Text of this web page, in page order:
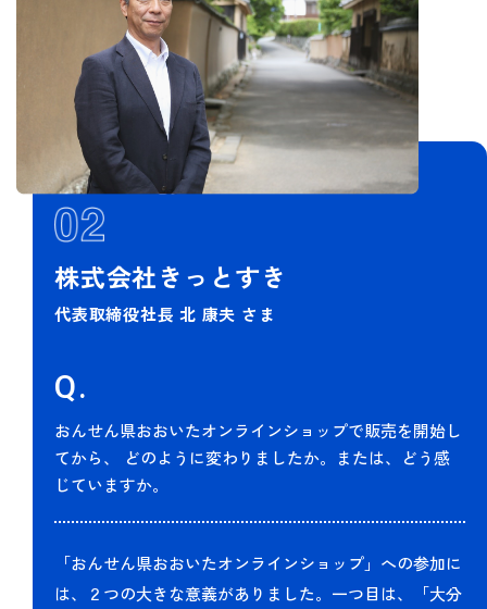
株式会社きっとすき
代表取締役社長 北 康夫 さま
Q.
おんせん県おおいたオンラインショップで販売を開始し
てから、
どのように変わりましたか。または、どう感
じていますか。
「おんせん県おおいたオンラインショップ」への参加に
は、２つの大きな意義がありました。一つ目は、「大分